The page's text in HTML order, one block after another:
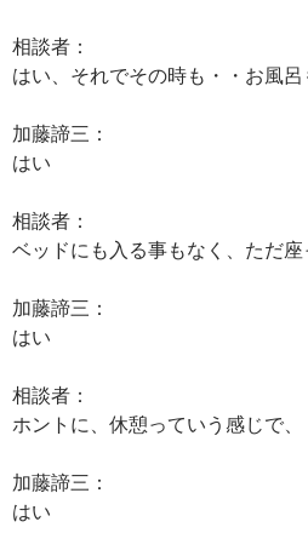
相談者：
はい、それでその時も・・お風呂
加藤諦三：
はい
相談者：
ベッドにも入る事もなく、ただ座
加藤諦三：
はい
相談者：
ホントに、休憩っていう感じで、
加藤諦三：
はい